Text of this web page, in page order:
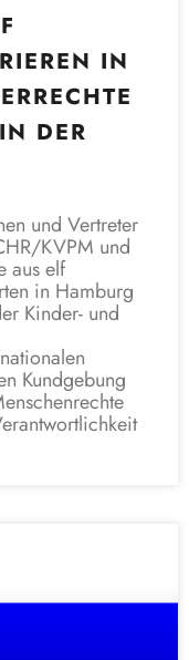
IN
DER
und Vertreter
KVPM und
aus elf
in Hamburg
Kinder- und
Kundgebung